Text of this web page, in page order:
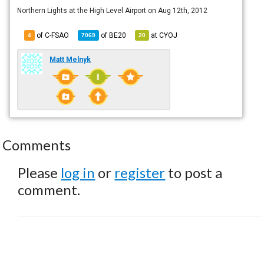
Northern Lights at the High Level Airport on Aug 12th, 2012
4 of C-FSAO 7069 ofBE20 20 atCYOJ
Matt Melnyk
Comments
Please log in or register to post a
comment.